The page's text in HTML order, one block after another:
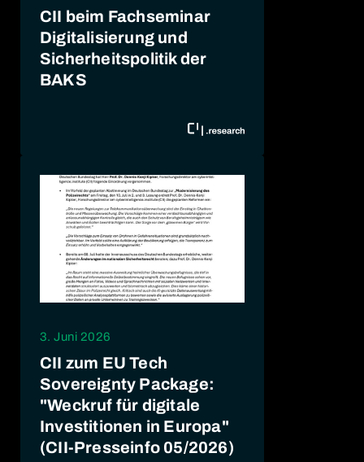
CII beim Fachseminar
Digitalisierung und
Sicherheitspolitik der
BAKS
3. Juni 2026
CII zum EU Tech
Sovereignty Package:
"Weckruf für digitale
Investitionen in Europa"
(CII-Presseinfo 05/2026)